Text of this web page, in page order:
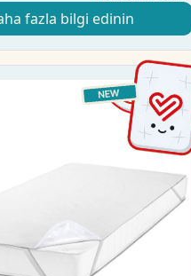
fazla bilgi edinin